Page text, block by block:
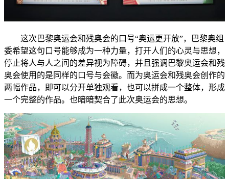
这次巴黎奥运会和残奥会的口号“奥运更开放”，巴黎奥组
委希望这句口号能够成为一种力量，打开人们的心灵与思想，
停止将人与人之间的差异视为障碍，并且强调巴黎奥运会和残
奥会使用的是同样的口号与会徽。而为奥运会和残奥会创作的
两幅作品，即可以分开单独观看，也可以拼成一个整体，形成
一个完整的作品。也暗暗契合了此次奥运会的思想。